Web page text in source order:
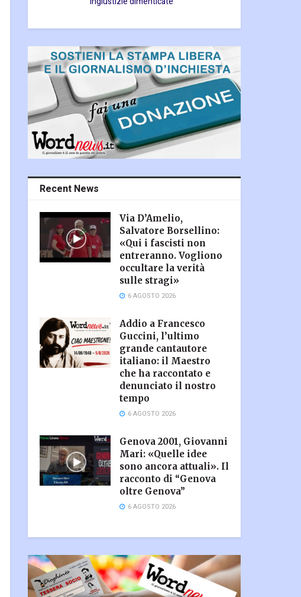
Recent News
Via D’Amelio,
Salvatore Borsellino:
«Qui i fascisti non
entreranno. Vogliono
occultare la verità
sulle stragi»
6 AGOSTO 2026
Addio a Francesco
Guccini, l’ultimo
grande cantautore
italiano: il Maestro
che ha raccontato e
denunciato il nostro
tempo
6 AGOSTO 2026
Genova 2001, Giovanni
Mari: «Quelle idee
sono ancora attuali». Il
racconto di “Genova
oltre Genova”
6 AGOSTO 2026